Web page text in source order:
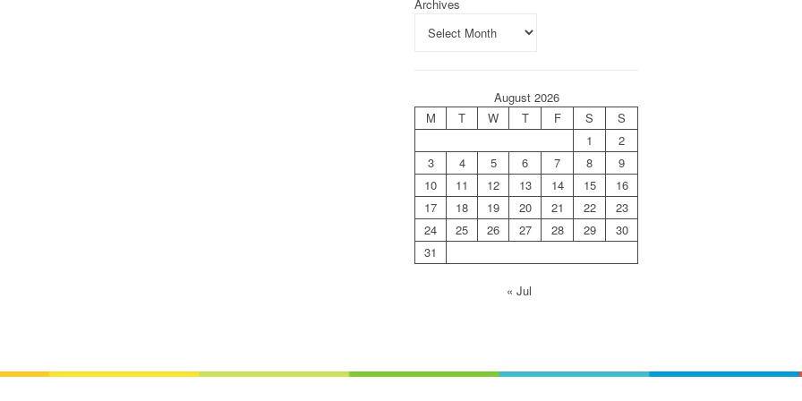
Archives
August 2026
M
T W T F S
S
1
2
3
4 5 6 7 8
9
10
11 12 13 14 15
16
17
18 19 20 21 22
23
24
25 26 27 28 29
30
31
« Jul